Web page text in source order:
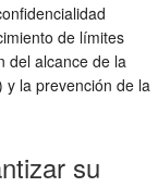
de límites
del alcance de la
la prevención de la
su